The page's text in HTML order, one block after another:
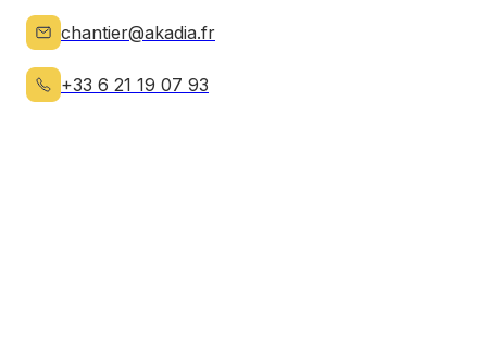
chantier@akadia.fr
+33 6 21 19 07 93